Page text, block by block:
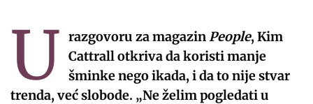
U razgovoru za magazinPeople, Kim
Cattrall otkriva da koristi manje
šminke nego ikada, i da to nije stvar
trenda, već slobode. „Ne želim pogledati u